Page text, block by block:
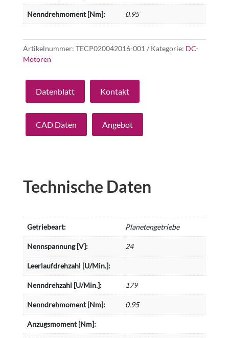
Nenndrehmoment [Nm]: 0.95
Artikelnummer: TECP020042016-001 Kategorie: DC-
Motoren
Datenblatt Kontakt
CAD Daten Angebot
Technische Daten
Getriebeart: Planetengetriebe
Nennspannung [V]: 24
Leerlaufdrehzahl [U/Min.]:
Nenndrehzahl [U/Min.]: 179
Nenndrehmoment [Nm]: 0.95
Anzugsmoment [Nm]: